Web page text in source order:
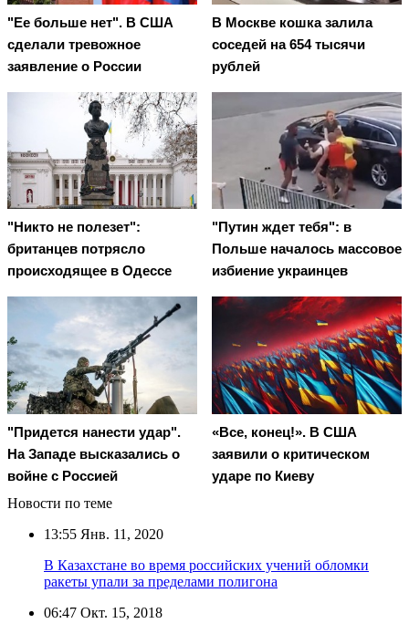
"Ее больше нет". В США
сделали тревожное
заявление о России
В Москве кошка залила
соседей на 654 тысячи
рублей
"Никто не полезет":
британцев потрясло
происходящее в Одессе
"Путин ждет тебя": в
Польше началось массовое
избиение украинцев
"Придется нанести удар".
На Западе высказались о
войне с Россией
«Все, конец!». В США
заявили о критическом
ударе по Киеву
Новости по теме
13:55 Янв. 11, 2020
В Казахстане во время российских учений обломки
ракеты упали за пределами полигона
06:47 Окт. 15, 2018